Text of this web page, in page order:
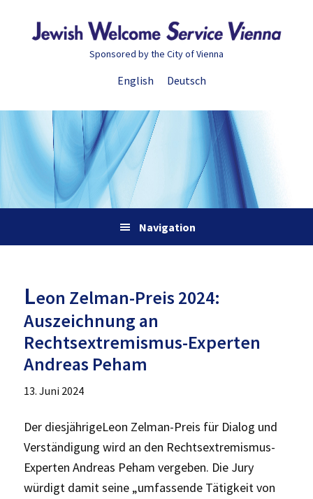
Hauptnavigation
Hauptsidebar
Fußzeile
Sponsored by the City of Vienna
English Deutsch
Navigation
Leon Zelman-Preis 2024:
Auszeichnung an
Rechtsextremismus-Experten
Andreas Peham
13. Juni 2024
Der diesjährigeLeon Zelman-Preis für Dialog und
Verständigung wird an den Rechtsextremismus-
Experten Andreas Peham vergeben. Die Jury
würdigt damit seine „umfassende Tätigkeit von